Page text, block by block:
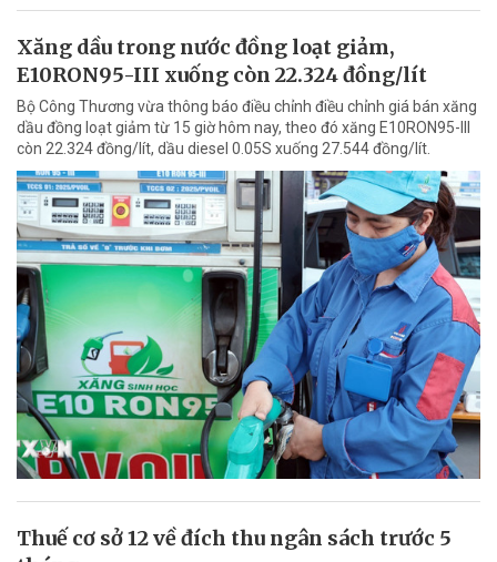
Xăng dầu trong nước đồng loạt giảm,
E10RON95-III xuống còn 22.324 đồng/lít
Bộ Công Thương vừa thông báo điều chỉnh điều chỉnh giá bán xăng
dầu đồng loạt giảm từ 15 giờ hôm nay, theo đó xăng E10RON95-III
còn 22.324 đồng/lít, dầu diesel 0.05S xuống 27.544 đồng/lít.
Thuế cơ sở 12 về đích thu ngân sách trước 5